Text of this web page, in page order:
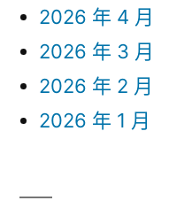
2026 年 4 月
2026 年 3 月
2026 年 2 月
2026 年 1 月